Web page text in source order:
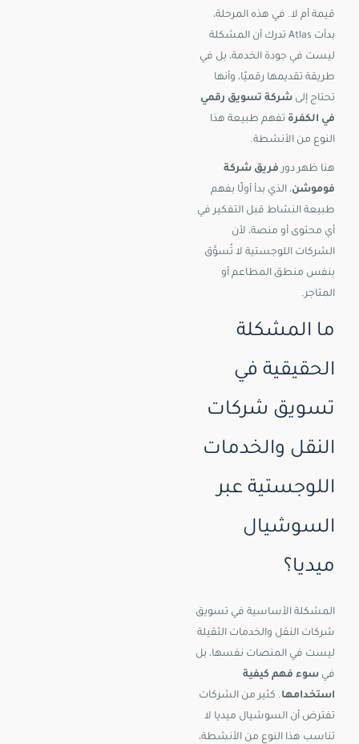
قيمة أم لا. في هذه المرحلة،
بدأت Atlas تدرك أن المشكلة
ليست في جودة الخدمة، بل في
طريقة تقديمها رقميًا، وأنها
تحتاج إلى شركة تسويق رقمي
في الكفرة تفهم طبيعة هذا
النوع من الأنشطة.
هنا ظهر دورفريق شركة
فوموشن، الذي بدأ أولًا بفهم
طبيعة النشاط قبل التفكير في
أي محتوى أو منصة، لأن
الشركات اللوجستية لا تُسوَّق
بنفس منطق المطاعم أو
المتاجر.
ما المشكلة
الحقيقية في
تسويق شركات
النقل والخدمات
اللوجستية عبر
السوشيال
ميديا؟
المشكلة الأساسية في تسويق
شركات النقل والخدمات الثقيلة
ليست في المنصات نفسها، بل
في سوء فهم كيفية
استخدامها. كثير من الشركات
تفترض أن السوشيال ميديا لا
تناسب هذا النوع من الأنشطة،